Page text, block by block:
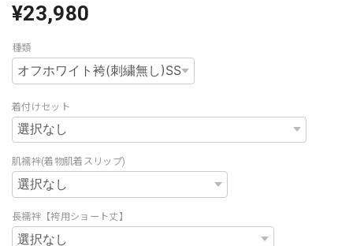
¥23,980
種類
着付けセット
肌襦袢(着物肌着スリップ)
長襦袢【袴用ショート丈】